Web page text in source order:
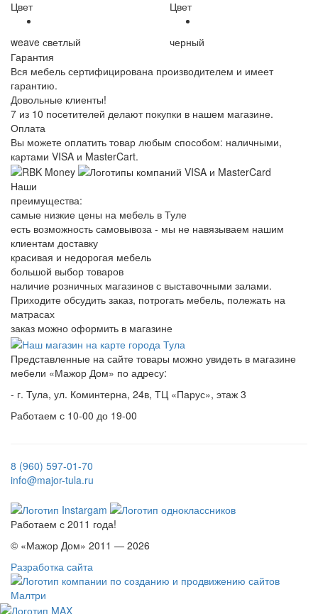
Цвет
weave светлый
Цвет
черный
Гарантия
Вся мебель сертифицирована производителем и имеет
гарантию.
Довольные клиенты!
7 из 10 посетителей делают покупки в нашем магазине.
Оплата
Вы можете оплатить товар любым способом: наличными,
картами VISA и MasterCart.
Наши
преимущества:
самые низкие цены на мебель в Туле
есть возможность самовывоза - мы не навязываем нашим
клиентам доставку
красивая и недорогая мебель
большой выбор товаров
наличие розничных магазинов с выставочными залами.
Приходите обсудить заказ, потрогать мебель, полежать на
матрасах
заказ можно оформить в магазине
Представленные на сайте товары можно увидеть в магазине
мебели «Мажор Дом» по адресу:
- г. Тула, ул. Коминтерна, 24в, ТЦ «Парус», этаж 3
Работаем с 10-00 до 19-00
8 (960) 597-01-70
info@major-tula.ru
Работаем с 2011 года!
© «Мажор Дом» 2011 — 2026
Разработка сайта